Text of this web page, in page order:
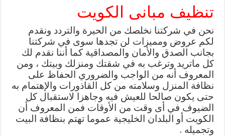
تنظيف مبانى الكويت
نحن في شركتنا نخلصك من الحيرة والتردد ونقدم
لكم عروض ومميزات لن تجدها سوى في شركتنا
بجانب الصدق والأمان والمصداقية كما أننا نقدم لك
كل ماتريد وترغب به في شقتك ومنزلك وبيتك ، ومن
المعروف أنه من الواجب والضروري الحفاظ على
نظافة المنزل وسلامته من كل القاذورات والإهتمام به
حتى يكون صالحا للعيش فيه وجاهزا لاستقبال كل
الضيوف في أى وقت من الأوقات فمن المعروف أن
الكويت أو البلدان الخليجية عموما تهتم بنظافة البيت
وتجميله .